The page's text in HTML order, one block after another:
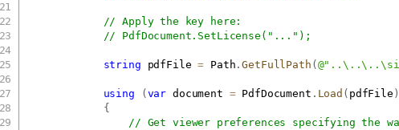
// Apply the key here:
// PdfDocument.SetLicense("...");
string pdfFile = Path .GetFullPath (
using ( var document = PdfDocument . Load ( pdfFile )
{
// Get viewer preferences specifying the